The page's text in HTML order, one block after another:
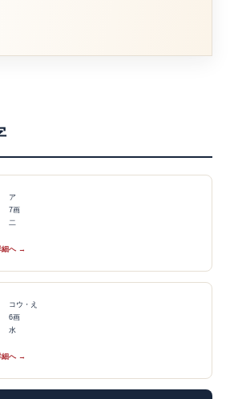
ア
7画
二
細へ →
コウ・え
6画
水
細へ →